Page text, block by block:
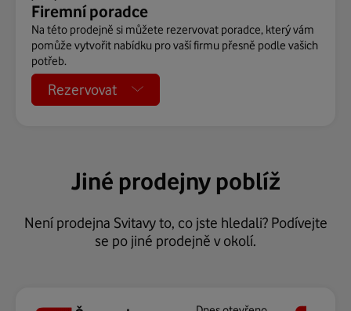
Firemní poradce
Na této prodejně si můžete rezervovat poradce, který vám
pomůže vytvořit nabídku pro vaší firmu přesně podle vašich
potřeb.
Rezervovat
Jiné prodejny poblíž
Není prodejna Svitavy to, co jste hledali? Podívejte
se po jiné prodejně v okolí.